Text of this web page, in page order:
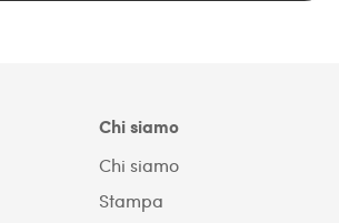
Chi siamo
Chi siamo
Stampa